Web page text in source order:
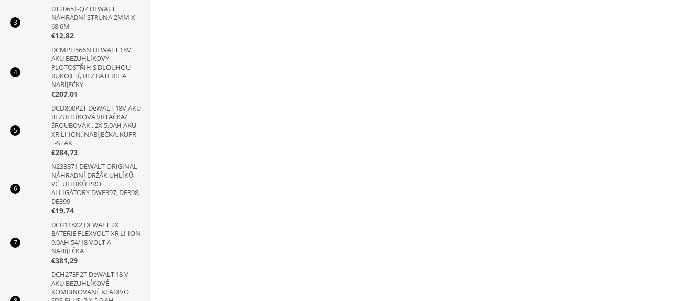
DT20651-QZ DEWALT
NÁHRADNÍ STRUNA 2MM X
68,6M
€12,82
DCMPH566N DEWALT 18V
AKU BEZUHLÍKOVÝ
PLOTOSTŘIH S DLOUHOU
RUKOJETÍ, BEZ BATERIE A
NABÍJEČKY
€207,01
DCD800P2T DeWALT 18V AKU
BEZUHLÍKOVÁ VRTAČKA/
ŠROUBOVÁK , 2X 5,0AH AKU
XR LI-ION, NABÍJEČKA, KUFR
T-STAK
€284,73
N233871 DEWALT ORIGINÁL
NÁHRADNÍ DRŽÁK UHLÍKŮ
VČ. UHLÍKŮ PRO
ALLIGÁTORY DWE397, DE398,
DE399
€19,74
DCB118X2 DEWALT 2X
BATERIE FLEXVOLT XR LI-ION
9,0AH 54/18 VOLT A
NABÍJEČKA
€381,29
DCH273P2T DeWALT 18 V
AKU BEZUHLÍKOVÉ,
KOMBINOVANÉ KLADIVO